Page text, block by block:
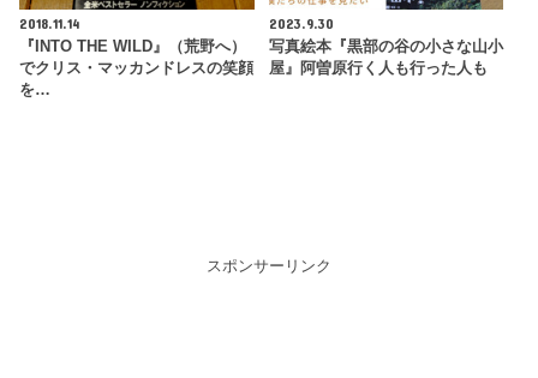
2018.11.14
『INTO THE WILD』（荒野へ）
でクリス・マッカンドレスの笑顔
を…
2023.9.30
写真絵本『黒部の谷の小さな山小
屋』阿曽原行く人も行った人も
スポンサーリンク